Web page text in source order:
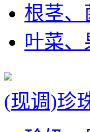
根茎、
叶菜、
(现调)珍